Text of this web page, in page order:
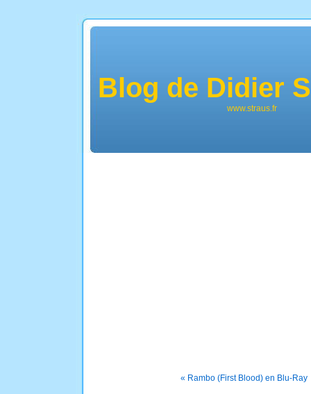
Blog de Didier
www.straus.fr
« Rambo (First Blood) en Blu-Ray